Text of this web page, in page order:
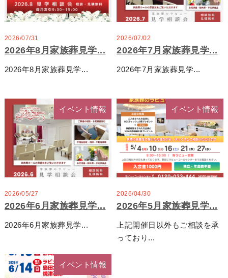
2026/07/31
2026年8月家族葬見学...
2026年8月家族葬見学...
2026/07/02
2026年7月家族葬見学...
2026年7月家族葬見学...
イベント情報
2026/05/27
2026年6月家族葬見学...
2026年6月家族葬見学...
イベント情報
2026/04/30
2026年5月家族葬見学...
上記開催日以外もご相談を承
っており...
イベント情報